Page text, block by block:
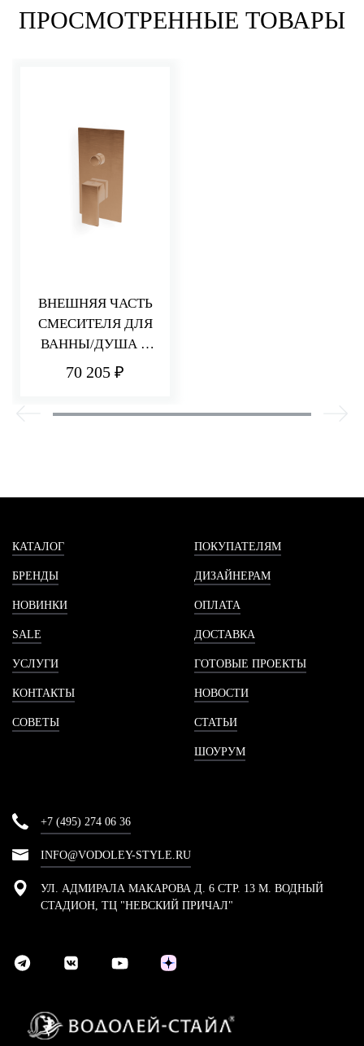
ПРОСМОТРЕННЫЕ ТОВАРЫ
ВНЕШНЯЯ ЧАСТЬ
СМЕСИТЕЛЯ ДЛЯ
ВАННЫ/ДУША С
ПЕРЕКЛЮЧАТЕЛЕ
70 205 ₽
КАТАЛОГ
БРЕНДЫ
НОВИНКИ
SALE
УСЛУГИ
КОНТАКТЫ
СОВЕТЫ
ПОКУПАТЕЛЯМ
ДИЗАЙНЕРАМ
ОПЛАТА
ДОСТАВКА
ГОТОВЫЕ ПРОЕКТЫ
НОВОСТИ
СТАТЬИ
ШОУРУМ
+7 (495) 274 06 36
INFO@VODOLEY-STYLE.RU
УЛ. АДМИРАЛА МАКАРОВА Д. 6 СТР. 13 М. ВОДНЫЙ
СТАДИОН, ТЦ "НЕВСКИЙ ПРИЧАЛ"